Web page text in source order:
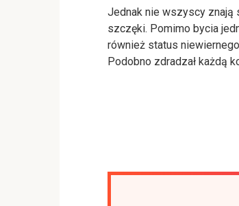
Jednak nie wszyscy znają
szczęki. Pomimo bycia
również status
Podobno zdradzał każdą